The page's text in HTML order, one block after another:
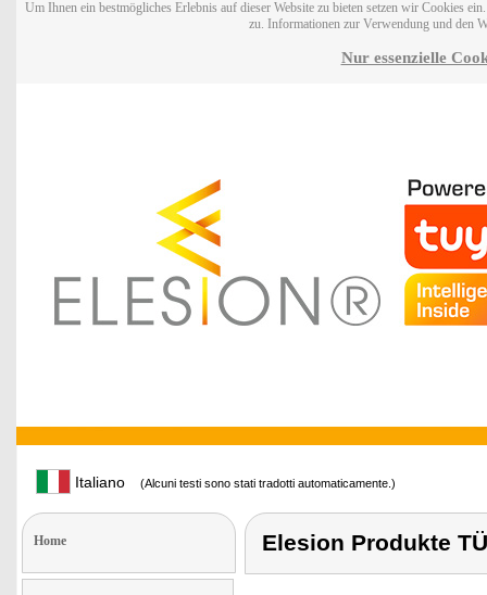
Um Ihnen ein bestmögliches Erlebnis auf dieser Website zu bieten setzen wir Cookies
zu. Informationen zur Verwendung und den
Nur essenzielle
Italiano (Alcuni testi sono stati tradotti automaticamente.)
Home Elesion Produkte